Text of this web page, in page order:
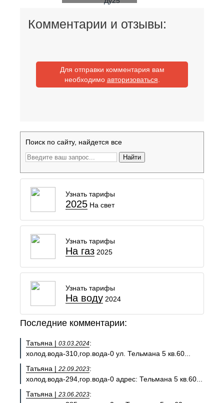
Комментарии и отзывы:
Для отправки комментария вам
необходимо авторизоваться
Поиск по сайту, найдется все
Найти
Узнать тарифы
2025 На свет
Узнать тарифы
На газ 2025
Узнать тарифы
На воду 2024
Последние комментарии:
Татьяна | 03.03.2024:
холод.вода-310,гор.вода-0 ул. Тельмана 5 кв.60...
Татьяна | 22.09.2023:
холод.вода-294,гор.вода-0 адрес: Тельмана 5 кв.60...
Татьяна | 23.06.2023: